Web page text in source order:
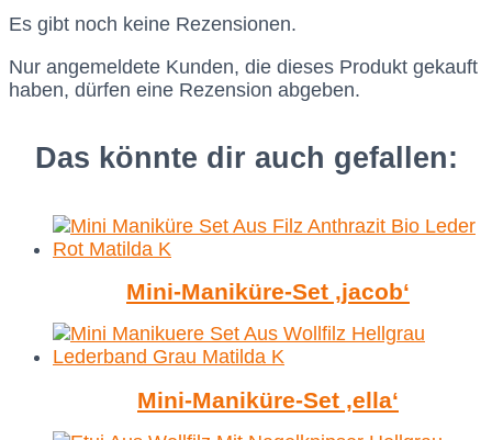
Es gibt noch keine Rezensionen.
Nur angemeldete Kunden, die dieses Produkt gekauft
haben, dürfen eine Rezension abgeben.
Das könnte dir auch gefallen:
Mini-Maniküre-Set ‚jacob‘
Mini-Maniküre-Set ‚ella‘